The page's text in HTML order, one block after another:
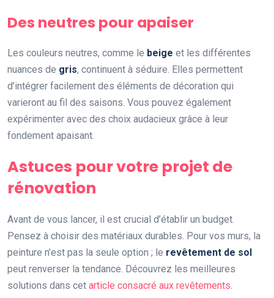
Des neutres pour apaiser
Les couleurs neutres, comme le beige et les différentes
nuances de gris, continuent à séduire. Elles permettent
d’intégrer facilement des éléments de décoration qui
varieront au fil des saisons. Vous pouvez également
expérimenter avec des choix audacieux grâce à leur
fondement apaisant.
Astuces pour votre projet de
rénovation
Avant de vous lancer, il est crucial d’établir un budget.
Pensez à choisir des matériaux durables. Pour vos murs, la
peinture n’est pas la seule option ; le revêtement de sol
peut renverser la tendance. Découvrez les meilleures
solutions dans cet article consacré aux revêtements.